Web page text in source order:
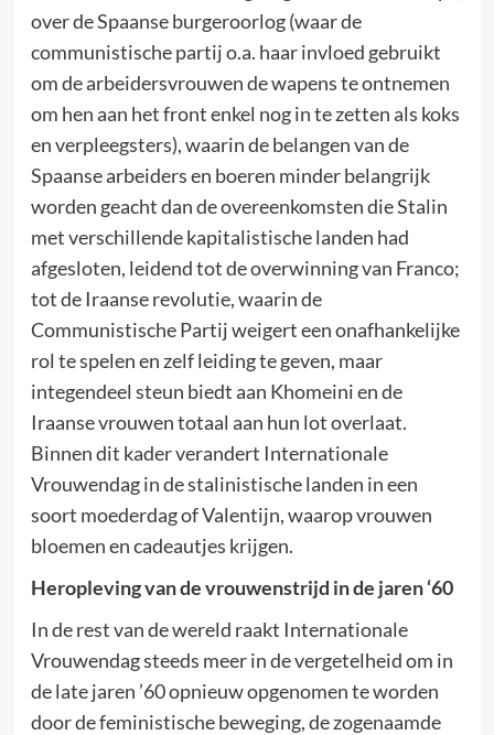
over de Spaanse burgeroorlog (waar de
communistische partij o.a. haar invloed gebruikt
om de arbeidersvrouwen de wapens te ontnemen
om hen aan het front enkel nog in te zetten als koks
en verpleegsters), waarin de belangen van de
Spaanse arbeiders en boeren minder belangrijk
worden geacht dan de overeenkomsten die Stalin
met verschillende kapitalistische landen had
afgesloten, leidend tot de overwinning van Franco;
tot de Iraanse revolutie, waarin de
Communistische Partij weigert een onafhankelijke
rol te spelen en zelf leiding te geven, maar
integendeel steun biedt aan Khomeini en de
Iraanse vrouwen totaal aan hun lot overlaat.
Binnen dit kader verandert Internationale
Vrouwendag in de stalinistische landen in een
soort moederdag of Valentijn, waarop vrouwen
bloemen en cadeautjes krijgen.
Heropleving van de vrouwenstrijd in de jaren ‘60
In de rest van de wereld raakt Internationale
Vrouwendag steeds meer in de vergetelheid om in
de late jaren ’60 opnieuw opgenomen te worden
door de feministische beweging, de zogenaamde